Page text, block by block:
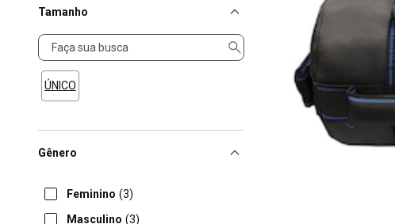
Tamanho
Tamanho
ÚNICO
Gênero
Feminino (3)
Masculino (3)